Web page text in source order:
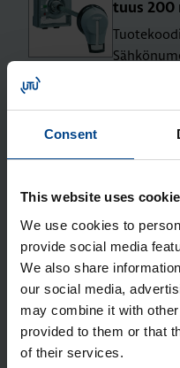
Consent
This website uses
We use cookies to
provide social media
We also share
our social media,
may combine it with
provided to them or that
of their services.
tuus 200
Vään­nin
ko­pa­loil­le